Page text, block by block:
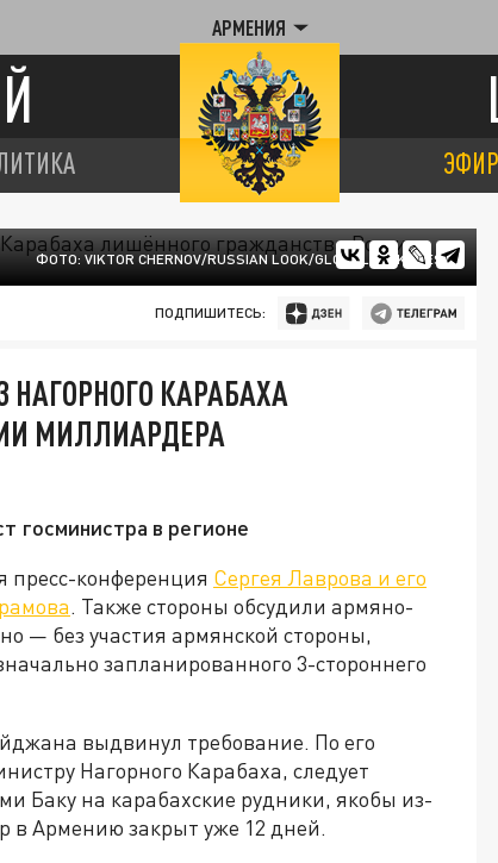
АРМЕНИЯ
ЭФИР
ФОТО: VIKTOR CHERNOV/RUSSIAN LOOK/GLOBALLOOKPRESS
ПОДПИШИТЕСЬ:
КАРАБАХА
МИЛЛИАРДЕРА
госминистра в регионе
пресс-конференция Сергея Лаврова и его
. Также стороны обсудили армяно-
— без участия армянской стороны,
запланированного 3-стороннего
выдвинул требование. По его
Нагорного Карабаха, следует
Баку на карабахские рудники, якобы из-
в Армению закрыт уже 12 дней.